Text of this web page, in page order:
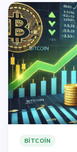
BITCOIN